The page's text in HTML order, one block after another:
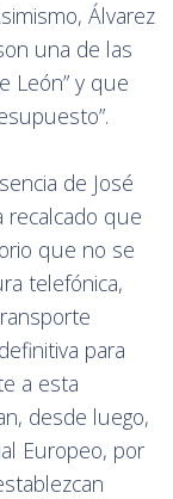
Álvarez
una de las
León” y que
de José
recalcado que
que no se
telefónica,
para
a esta
desde luego,
Europeo, por